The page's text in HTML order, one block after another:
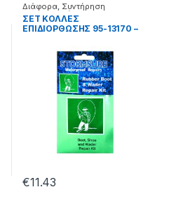
Διάφορα Συντήρηση
Μηχανισμού
ΣΕΤ ΚΟΛΛΕΣ
ΕΠΙΔΙΟΡΘΩΣΗΣ 95-13170 –
€11.43